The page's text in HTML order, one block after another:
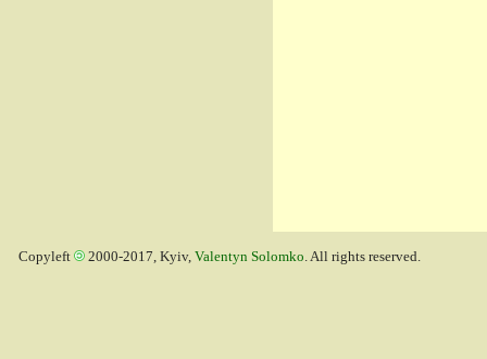
Copyleft 2000-2017, Kyiv, Valentyn Solomko. All rights reserved.